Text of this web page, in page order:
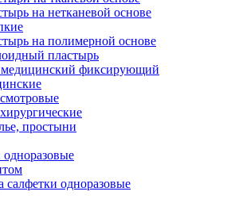
на нетканевой основе
на полимерной основе
пластырь
фиксирующий
простыни
салфетки одноразовые